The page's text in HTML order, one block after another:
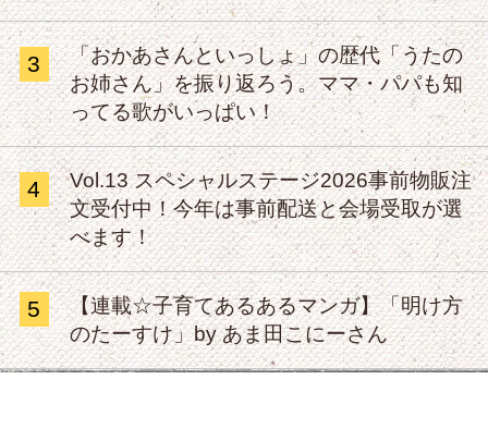
3
「おかあさんといっしょ」の歴代「うたの
お姉さん」を振り返ろう。ママ・パパも知
ってる歌がいっぱい！
4
Vol.13 スペシャルステージ2026事前物販注
文受付中！今年は事前配送と会場受取が選
べます！
5
【連載☆子育てあるあるマンガ】「明け方
のたーすけ」by あま田こにーさん